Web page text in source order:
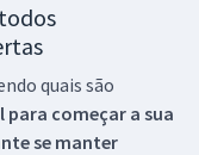
quais são
para começar a sua
se manter